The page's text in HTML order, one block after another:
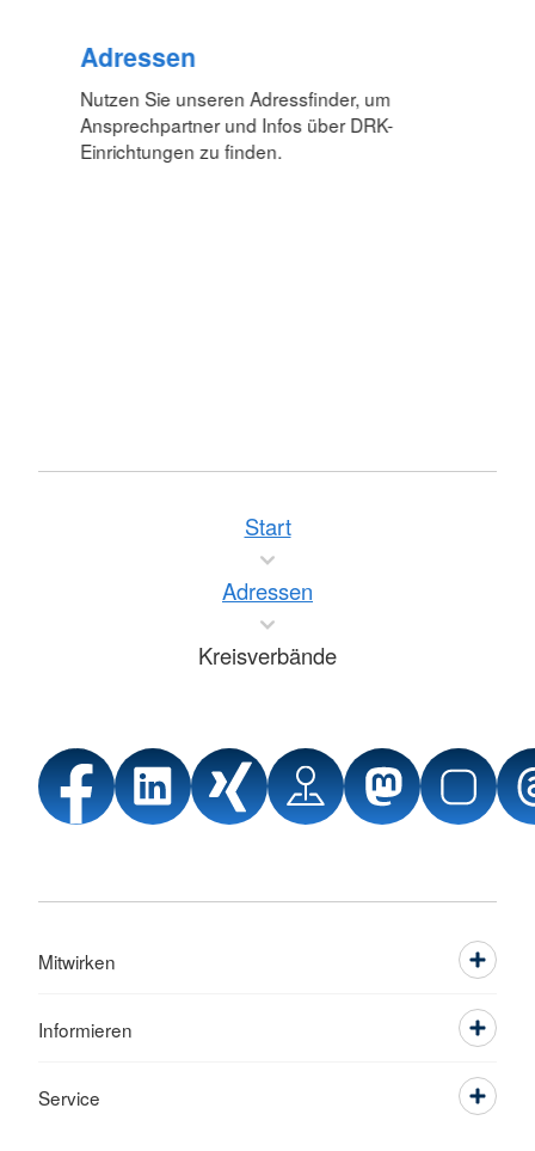
Adressen
Nutzen Sie unseren Adressfinder, um
Ansprechpartner und Infos über DRK-
Einrichtungen zu finden.
Start
Adressen
Kreisverbände
Mitwirken
Informieren
Service